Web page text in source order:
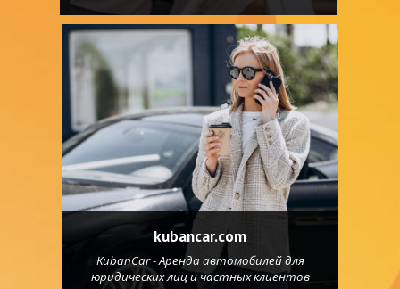
kubancar.com
KubanCar - Аренда автомобилей для
юридических лиц и частных клиентов